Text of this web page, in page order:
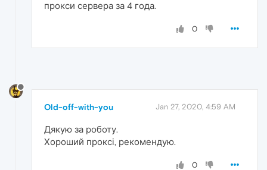
прокси сервера за 4 года.
0
Old-off-with-you Jan 27, 2020, 4:59 AM
Дякую за роботу.
Хороший проксі, рекомендую.
0